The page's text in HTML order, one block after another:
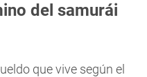
del samurái
que vive según el